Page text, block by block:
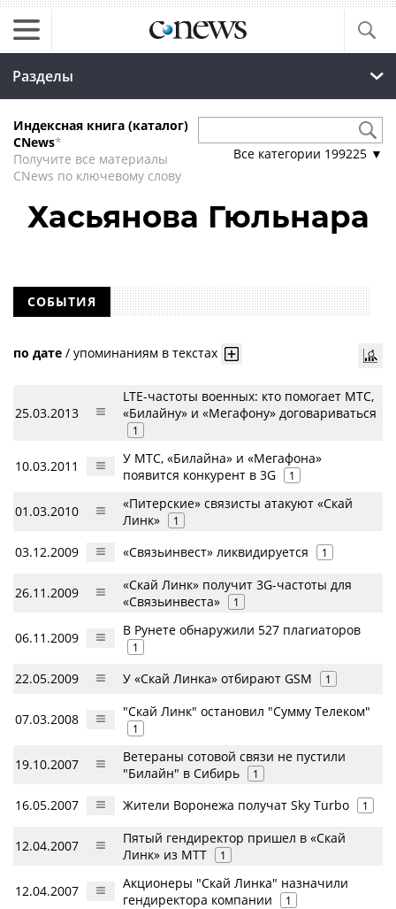
Разделы
Индексная книга (каталог)
CNews*
Получите все материалы
CNews по ключевому слову
Все категории 199225 ▼
Хасьянова Гюльнара
СОБЫТИЯ
по дате / упоминаниям в текстах
25.03.2013
LTE-частоты военных: кто помогает МТС,
«Билайну» и «Мегафону» договариваться
1
10.03.2011
У МТС, «Билайна» и «Мегафона»
появится конкурент в 3G
1
01.03.2010
«Питерские» связисты атакуют «Скай
Линк»
1
03.12.2009 «Связьинвест» ликвидируется 1
26.11.2009
«Скай Линк» получит 3G-частоты для
«Связьинвеста»
1
06.11.2009 В Рунете обнаружили 527 плагиаторов
1
22.05.2009 У «Скай Линка» отбирают GSM 1
07.03.2008 "Скай Линк" остановил "Сумму Телеком"
1
19.10.2007
Ветераны сотовой связи не пустили
"Билайн" в Сибирь
1
16.05.2007 Жители Воронежа получат Sky Turbo 1
12.04.2007
Пятый гендиректор пришел в «Скай
Линк» из МТТ
1
12.04.2007
Акционеры "Скай Линка" назначили
гендиректора компании
1